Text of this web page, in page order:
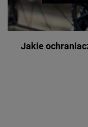
Jakie